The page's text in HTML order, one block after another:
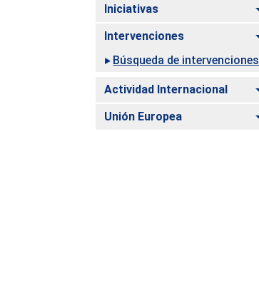
Iniciativas
Intervenciones
Búsqueda de intervenciones
Actividad Internacional
Unión Europea